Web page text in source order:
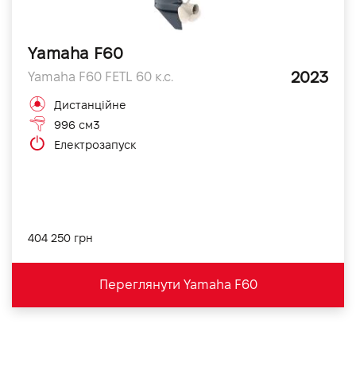
Yamaha F60
Yamaha F60 FETL 60 к.с. 2023
Дистанційне
996 см3
Електрозапуск
404 250 грн
Переглянути Yamaha F60